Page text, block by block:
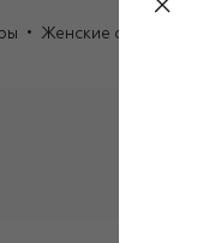
Женские очки